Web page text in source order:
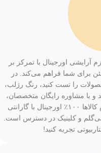
اورجینال با تمرکز بر
برای شما فراهم می‌کند. در
را تست کنید، رنگ رژلب،
و با مشاوره رایگان متخصصان،
انتخابی دقیق و مناسب داشته باشید. تمام کالاها ۱۰۰٪ اورجینال با گارانتی
و کلینیک در دسترس است.
تجربه کنید!